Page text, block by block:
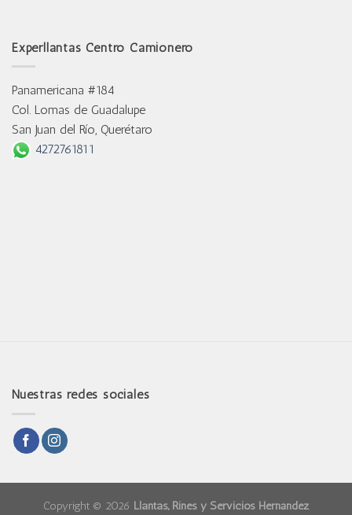
Experllantas Centro Camionero
Panamericana #184
Col. Lomas de Guadalupe
San Juan del Río, Querétaro
4272761811
Nuestras redes sociales
Copyright © 2026 Llantas, Rines y Servicios Hernández